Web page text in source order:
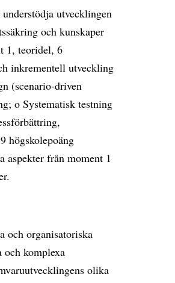
utvecklingen
och kunskaper
1, teoridel, 6
inkrementell utveckling
(scenario-driven
o Systematisk testning
högskolepoäng
aspekter från moment 1
och organisatoriska
komplexa
olika